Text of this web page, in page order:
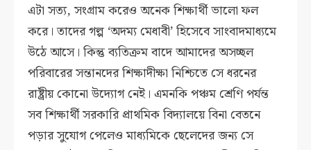
এটা সত্য, সংগ্রাম করেও অনেক শিক্ষার্থী ভালো ফল
করে। তাদের গল্প ‘অদম্য মেধাবী’ হিসেবে সাংবাদমাধ্যমে
উঠে আসে। কিন্তু ব্যতিক্রম বাদে আমাদের অসচ্ছল
পরিবারের সন্তানদের শিক্ষাদীক্ষা নিশ্চিতে সে ধরনের
রাষ্ট্রীয় কোনো উদ্যোগ নেই। এমনকি পঞ্চম শ্রেণি পর্যন্ত
সব শিক্ষার্থী সরকারি প্রাথমিক বিদ্যালয়ে বিনা বেতনে
পড়ার সুযোগ পেলেও মাধ্যমিকে ছেলেদের জন্য সে